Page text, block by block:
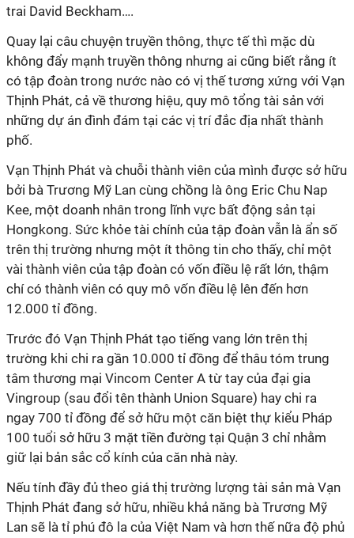
trai David Beckham….
Quay lại câu chuyện truyền thông, thực tế thì mặc dù
không đẩy mạnh truyền thông nhưng ai cũng biết rằng ít
có tập đoàn trong nước nào có vị thế tương xứng với Vạn
Thịnh Phát, cả về thương hiệu, quy mô tổng tài sản với
những dự án đình đám tại các vị trí đắc địa nhất thành
phố.
Vạn Thịnh Phát và chuỗi thành viên của mình được sở hữu
bởi bà Trương Mỹ Lan cùng chồng là ông Eric Chu Nap
Kee, một doanh nhân trong lĩnh vực bất động sản tại
Hongkong. Sức khỏe tài chính của tập đoàn vẫn là ẩn số
trên thị trường nhưng một ít thông tin cho thấy, chỉ một
vài thành viên của tập đoàn có vốn điều lệ rất lớn, thậm
chí có thành viên có quy mô vốn điều lệ lên đến hơn
12.000 tỉ đồng.
Trước đó Vạn Thịnh Phát tạo tiếng vang lớn trên thị
trường khi chi ra gần 10.000 tỉ đồng để thâu tóm trung
tâm thương mại Vincom Center A từ tay của đại gia
Vingroup (sau đổi tên thành Union Square) hay chi ra
ngay 700 tỉ đồng để sở hữu một căn biệt thự kiểu Pháp
100 tuổi sở hữu 3 mặt tiền đường tại Quận 3 chỉ nhằm
giữ lại bản sắc cổ kính của căn nhà này.
Nếu tính đầy đủ theo giá thị trường lượng tài sản mà Vạn
Thịnh Phát đang sở hữu, nhiều khả năng bà Trương Mỹ
Lan sẽ là tỉ phú đô la của Việt Nam và hơn thế nữa độ phủ